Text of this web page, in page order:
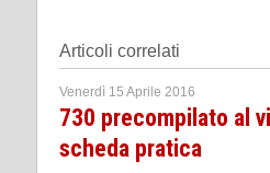
Articoli correlati
Venerdì 15 Aprile 2016
730 precompilato al
scheda pratica